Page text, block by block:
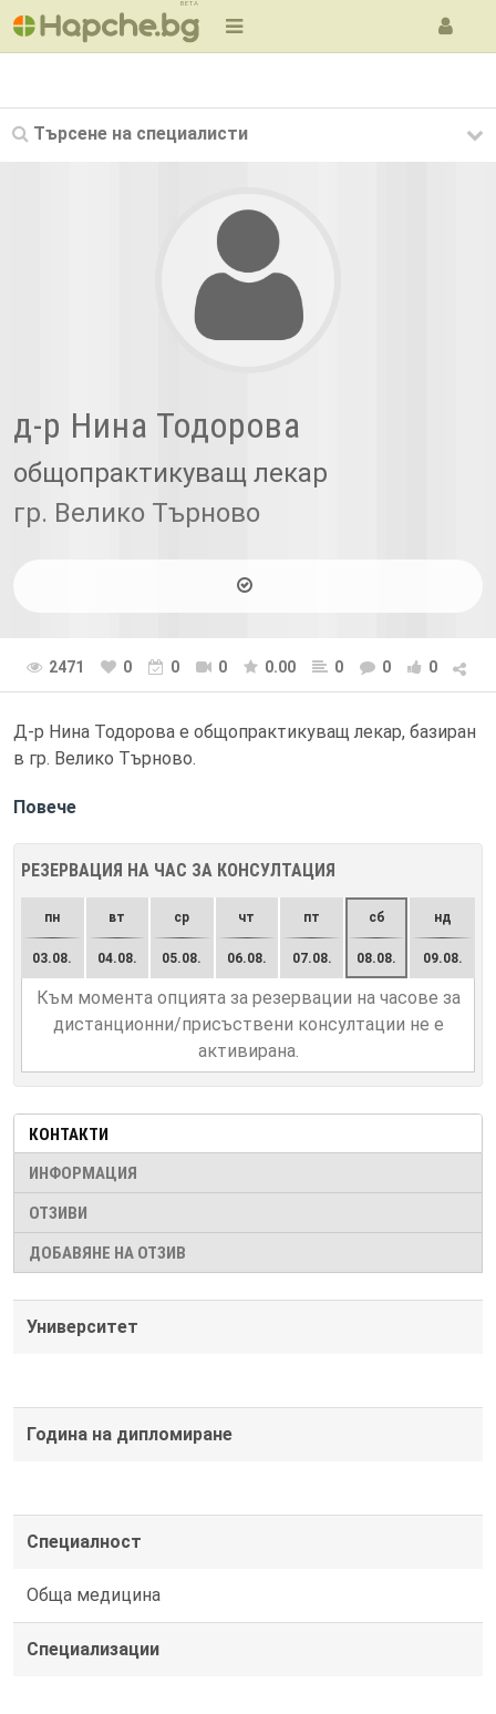
BETA
Търсене на специалисти
д-р Нина Тодорова
общопрактикуващ лекар
гр. Велико Търново
2471 0 0 0 0.00 0 0 0
Д-р Нина Тодорова е общопрактикуващ лекар, базиран
в гр. Велико Търново.
Повече
РЕЗЕРВАЦИЯ НА ЧАС ЗА КОНСУЛТАЦИЯ
пн
03.08.
вт
04.08.
ср
05.08.
чт
06.08.
пт
07.08.
сб
08.08.
нд
09.08.
Към момента опцията за резервации на часове за
дистанционни/присъствени консултации не е
активирана.
КОНТАКТИ
ИНФОРМАЦИЯ
ОТЗИВИ
ДОБАВЯНЕ НА ОТЗИВ
Университет
Година на дипломиране
Специалност
Обща медицина
Специализации